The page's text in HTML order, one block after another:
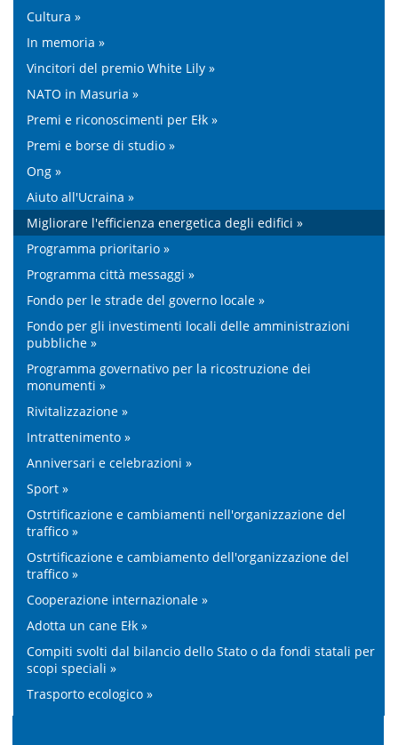
Cultura »
In memoria »
Vincitori del premio White Lily »
NATO in Masuria »
Premi e riconoscimenti per Ełk »
Premi e borse di studio »
Ong »
Aiuto all'Ucraina »
Migliorare l'efficienza energetica degli edifici »
Programma prioritario »
Programma città messaggi »
Fondo per le strade del governo locale »
Fondo per gli investimenti locali delle amministrazioni
pubbliche »
Programma governativo per la ricostruzione dei
monumenti »
Rivitalizzazione »
Intrattenimento »
Anniversari e celebrazioni »
Sport »
Ostrtificazione e cambiamenti nell'organizzazione del
traffico »
Ostrtificazione e cambiamento dell'organizzazione del
traffico »
Cooperazione internazionale »
Adotta un cane Ełk »
Compiti svolti dal bilancio dello Stato o da fondi statali per
scopi speciali »
Trasporto ecologico »